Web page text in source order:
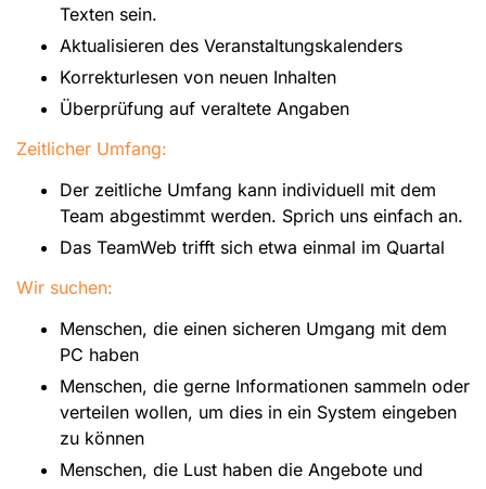
Texten sein.
Aktualisieren des Veranstaltungskalenders
Korrekturlesen von neuen Inhalten
Überprüfung auf veraltete Angaben
Zeitlicher Umfang:
Der zeitliche Umfang kann individuell mit dem
Team abgestimmt werden. Sprich uns einfach an.
Das TeamWeb trifft sich etwa einmal im Quartal
Wir suchen:
Menschen, die einen sicheren Umgang mit dem
PC haben
Menschen, die gerne Informationen sammeln oder
verteilen wollen, um dies in ein System eingeben
zu können
Menschen, die Lust haben die Angebote und